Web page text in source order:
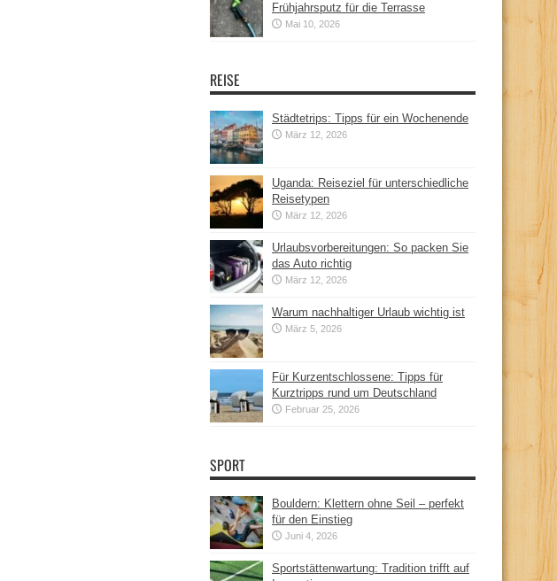
Frühjahrsputz für die Terrasse
Mai 10, 2026
REISE
Städtetrips: Tipps für ein Wochenende
März 12, 2026
Uganda: Reiseziel für unterschiedliche
Reisetypen
März 12, 2026
Urlaubsvorbereitungen: So packen Sie
das Auto richtig
März 12, 2026
Warum nachhaltiger Urlaub wichtig ist
März 5, 2026
Für Kurzentschlossene: Tipps für
Kurztripps rund um Deutschland
Februar 25, 2026
SPORT
Bouldern: Klettern ohne Seil – perfekt
für den Einstieg
Juni 4, 2026
Sportstättenwartung: Tradition trifft auf